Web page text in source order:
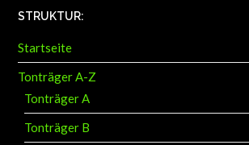
STRUKTUR:
Startseite
Tonträger A-Z
Tonträger A
Tonträger B